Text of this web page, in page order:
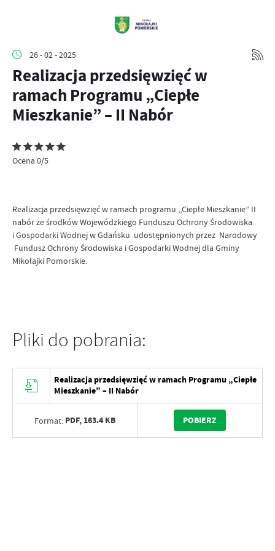
26 - 02 - 2025
Realizacja przedsięwzięć w
ramach Programu „Ciepłe
Mieszkanie” – II Nabór
Ocena 0/5
Realizacja przedsięwzięć w ramach programu ,,Ciepłe Mieszkanie” II
nabór ze środków Wojewódzkiego Funduszu Ochrony Środowiska
i Gospodarki Wodnej w Gdańsku udostępnionych przez Narodowy
Fundusz Ochrony Środowiska i Gospodarki Wodnej dla Gminy
Mikołajki Pomorskie.
Pliki do pobrania:
Realizacja przedsięwzięć w ramach Programu „Ciepłe
Mieszkanie” – II Nabór
Format: PDF, 163.4 KB POBIERZ